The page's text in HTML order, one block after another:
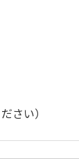
さい）